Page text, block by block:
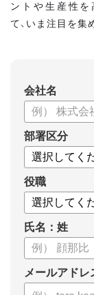
ントや生産性を
て、いま注目を集
・OKRと従来の
との違い
・OKRを導入、
・OKRの運用を
についてまとめ
会社名
部署区分
役職
氏名：姓
メールアドレ